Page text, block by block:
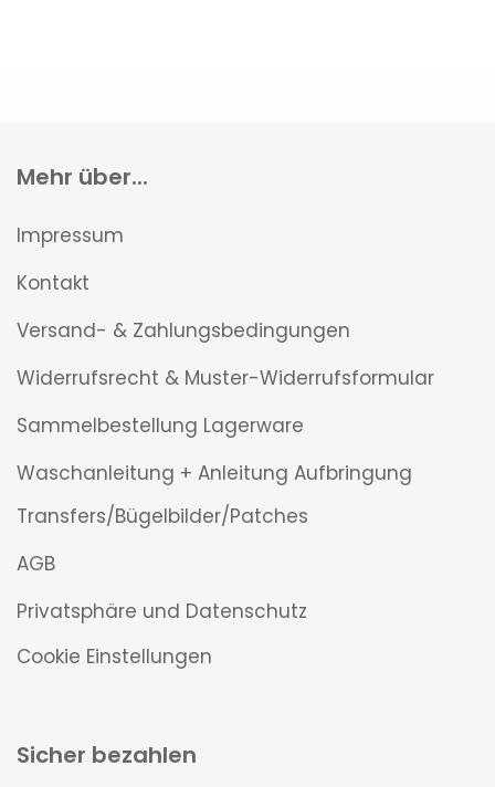
Mehr über...
Impressum
Kontakt
Versand- & Zahlungsbedingungen
Widerrufsrecht & Muster-Widerrufsformular
Sammelbestellung Lagerware
Waschanleitung + Anleitung Aufbringung
Transfers/Bügelbilder/Patches
AGB
Privatsphäre und Datenschutz
Cookie Einstellungen
Sicher bezahlen